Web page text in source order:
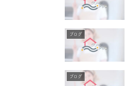
ブログ
ブログ